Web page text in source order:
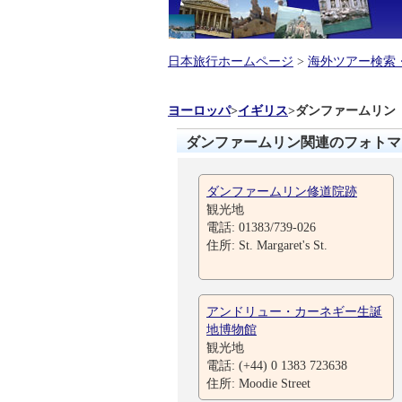
日本旅行ホームページ > 海外ツアー検索
ヨーロッパ>イギリス>ダンファームリン
ダンファームリン関連のフォト
ダンファームリン修道院跡
観光地
電話: 01383/739-026
住所: St. Margaret's St.
アンドリュー・カーネギー生誕
地博物館
観光地
電話: (+44) 0 1383 723638
住所: Moodie Street